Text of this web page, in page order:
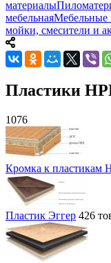
материалы
мебельнаяМебельные
мойки, смесители и
Пластики
1076
Кромка к пластикам
Пластик Эггер 426